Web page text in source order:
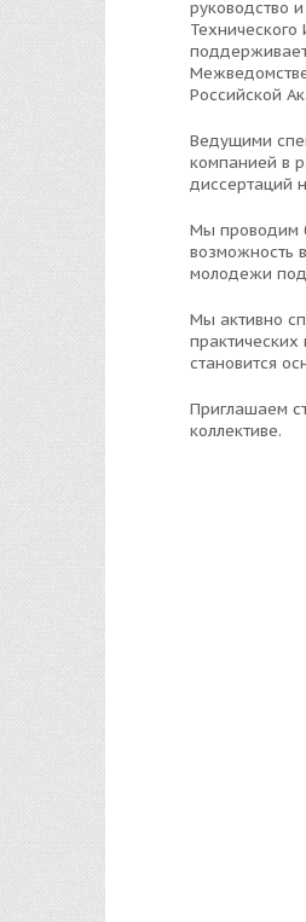
руководство
Технического
Российской
Ведущими
компанией в
диссертаций
Мы проводим
возможность
молодежи под
Мы активно
становится
Приглашаем
коллективе.